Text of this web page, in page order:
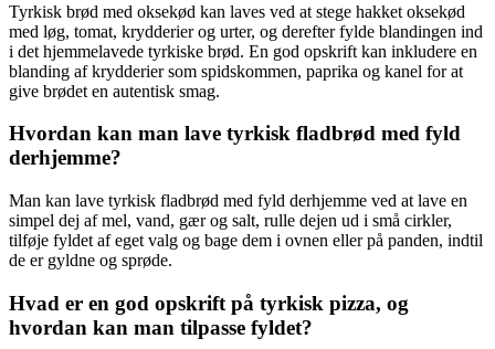
Tyrkisk brød med oksekød kan laves ved at stege hakket oksekød
med løg, tomat, krydderier og urter, og derefter fylde blandingen ind
i det hjemmelavede tyrkiske brød. En god opskrift kan inkludere en
blanding af krydderier som spidskommen, paprika og kanel for at
give brødet en autentisk smag.
Hvordan kan man lave tyrkisk fladbrød med fyld
derhjemme?
Man kan lave tyrkisk fladbrød med fyld derhjemme ved at lave en
simpel dej af mel, vand, gær og salt, rulle dejen ud i små cirkler,
tilføje fyldet af eget valg og bage dem i ovnen eller på panden, indtil
de er gyldne og sprøde.
Hvad er en god opskrift på tyrkisk pizza, og
hvordan kan man tilpasse fyldet?